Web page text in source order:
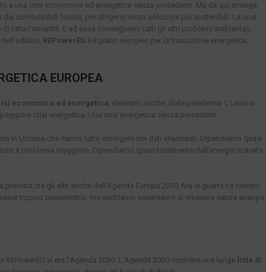
a una crisi economica ed energetica senza precedenti. Ma da qui emerge
dai combustibili fossili, per dirigersi verso soluzioni più sostenibili. La crisi
tutta l’umanità. E ad essa conseguono tutti gli altri problemi ambientali,
REPowerEU è il piano europeo per la transizione energetica.
EUROPEA
economica ed energetica, derivanti, anche, dalla pandemia. L’Unione
crisi energetica. Una crisi energetica senza precedenti.
in Ucraina che hanno fatto emergere dei dati allarmanti. Dipendiamo quasi
il problema maggiore. Dipendiamo quasi totalmente dall’energia ricavata
tra gli altri anche dall’Agenda Europa 2030. Ma la guerra ha chiesto
troppo pessimistici, ma rischiamo seriamente di rimanere senza energia
vi era l’Agenda 2030. L’Agenda 2030 contiene una lunga lista di